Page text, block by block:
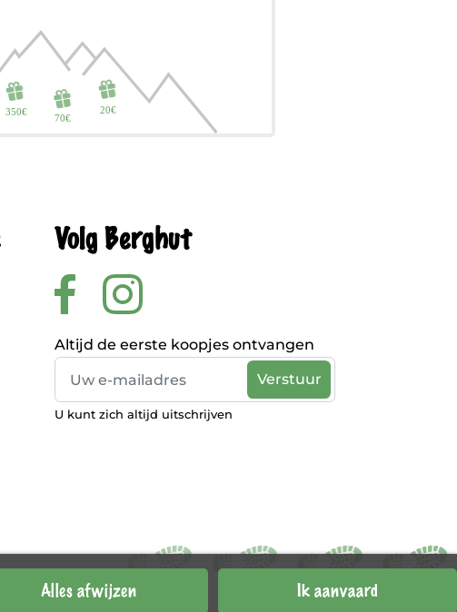
Volg Berghut
Altijd de eerste koopjes ontvangen
U kunt zich altijd uitschrijven
Alles afwijzen Ik aanvaard